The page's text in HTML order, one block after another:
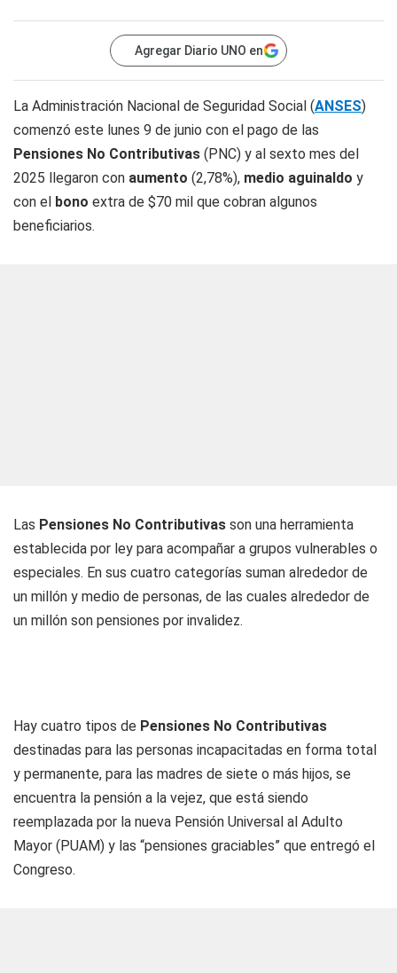
Agregar Diario UNO en
La Administración Nacional de Seguridad Social (ANSES)
comenzó este lunes 9 de junio con el pago de las
Pensiones No Contributivas (PNC) y al sexto mes del
2025 llegaron con aumento (2,78%), medio aguinaldo y
con el bono extra de $70 mil que cobran algunos
beneficiarios.
Las Pensiones No Contributivas son una herramienta
establecida por ley para acompañar a grupos vulnerables o
especiales. En sus cuatro categorías suman alrededor de
un millón y medio de personas, de las cuales alrededor de
un millón son pensiones por invalidez.
Hay cuatro tipos de Pensiones No Contributivas
destinadas para las personas incapacitadas en forma total
y permanente, para las madres de siete o más hijos, se
encuentra la pensión a la vejez, que está siendo
reemplazada por la nueva Pensión Universal al Adulto
Mayor (PUAM) y las “pensiones graciables” que entregó el
Congreso.